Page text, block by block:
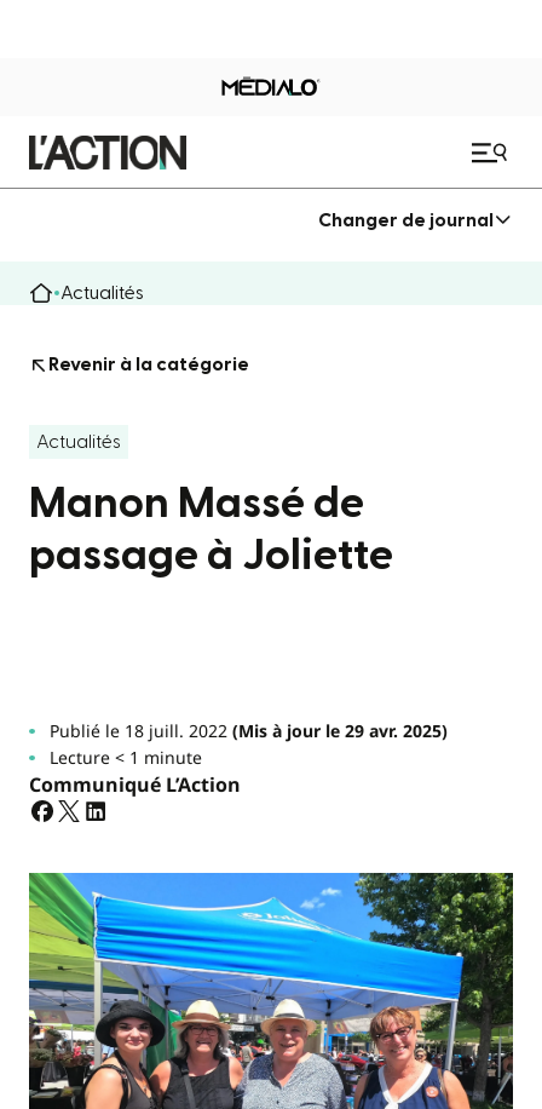
Changer de journal
Actualités
Revenir à la catégorie
Actualités
Manon Massé de
passage à Joliette
Publié le 18 juill. 2022(Mis à jour le 29 avr. 2025)
Lecture < 1 minute
Communiqué L’Action